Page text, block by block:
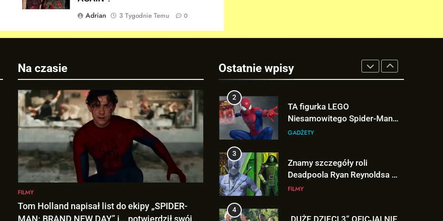
Adrian
3 Tygodnie Temu 0
Na czasie
FILMY
Tom Holland napisał list do ekipy „SPIDER-
MAN: BRAND NEW DAY” i… potwierdził swój
Ostatnie wpisy
2
TA figurka LEGO
jest warta tysiące dolarów!
GADŻETY
3
Znamy szczegóły roli
„AVENGERS: DOOMSDAY”!
FILMY
4
„DUŻE DZIECI 3” OFICJALNIE
FILMY